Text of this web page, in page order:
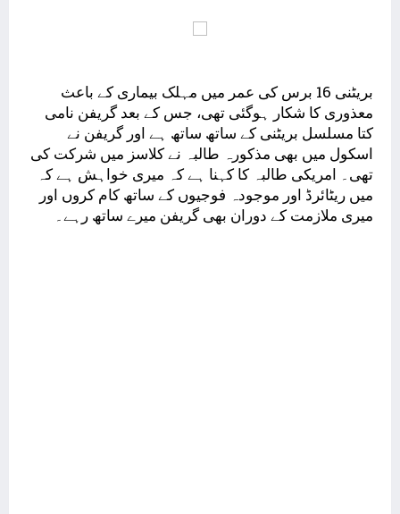
بریٹنی 16 برس کی عمر میں مہلک بیماری کے باعث
معذوری کا شکار ہوگئی تھی، جس کے بعد گریفن نامی
کتا مسلسل بریٹنی کے ساتھ ساتھ ہے اور گریفن نے
اسکول میں بھی مذکورہ طالبہ نے کلاسز میں شرکت کی
تھی۔ امریکی طالبہ کا کہنا ہے کہ میری خواہش ہے کہ
میں ریٹائرڈ اور موجودہ فوجیوں کے ساتھ کام کروں اور
میری ملازمت کے دوران بھی گریفن میرے ساتھ رہے۔